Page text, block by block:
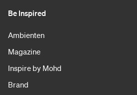
Be Inspired
Ambienten
Magazine
Inspire by Mohd
Brand